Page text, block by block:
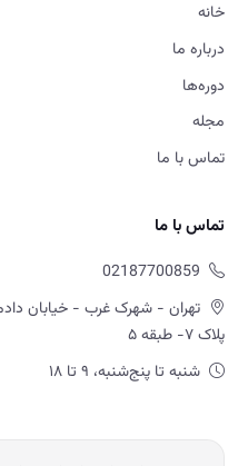
خانه
درباره ما
دوره‌ها
مجله
تماس با ما
تماس با ما
02187700859
تهران - شهرک غرب - خیابان
پلاک ۷- طبقه ۵
شنبه تا پنج‌شنبه، ۹ تا ۱۸